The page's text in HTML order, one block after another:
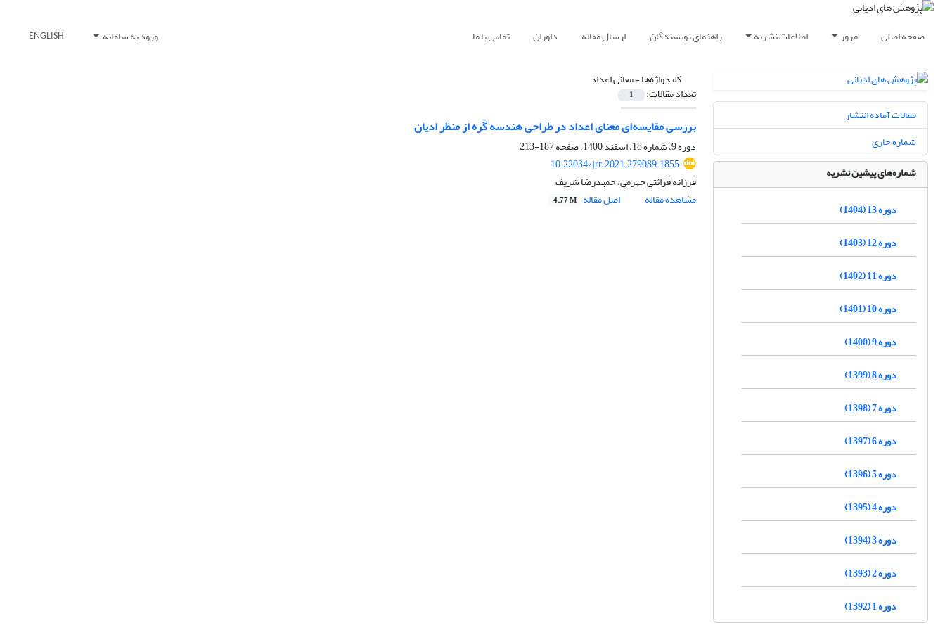
صفحه اصلی مرور اطلاعات نشریه راهنمای نویسندگان ارسال مقاله داوران تماس با ما ورود به سامانه ENGLISH
کلیدواژه‌ها =معانی اعداد
تعداد مقالات: 1
بررسی مقایسه‌ای معنای اعداد در طراحی هندسه گره از منظر ادیان
دوره 9، شماره 18، اسفند 1400، صفحه
187-213
10.22034/jrr.2021.279089.1855
فرزانه قرائتی جهرمی، حمیدرضا شریف
مشاهده مقاله
اصل مقاله 4.77 M
مقالات آماده انتشار
شماره جاری
شماره‌های پیشین نشریه
دوره 13 (1404)
دوره 12 (1403)
دوره 11 (1402)
دوره 10 (1401)
دوره 9 (1400)
دوره 8 (1399)
دوره 7 (1398)
دوره 6 (1397)
دوره 5 (1396)
دوره 4 (1395)
دوره 3 (1394)
دوره 2 (1393)
دوره 1 (1392)